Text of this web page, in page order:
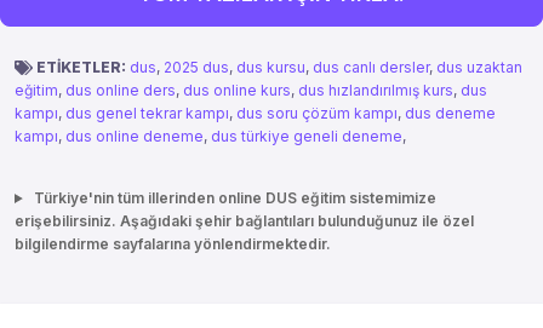
ETİKETLER: dus, 2025 dus, dus kursu, dus canlı dersler, dus uzaktan
eğitim, dus online ders, dus online kurs, dus hızlandırılmış kurs, dus
kampı, dus genel tekrar kampı, dus soru çözüm kampı, dus deneme
kampı, dus online deneme, dus türkiye geneli deneme,
Türkiye'nin tüm illerinden online DUS eğitim sistemimize
erişebilirsiniz. Aşağıdaki şehir bağlantıları bulunduğunuz ile özel
bilgilendirme sayfalarına yönlendirmektedir.